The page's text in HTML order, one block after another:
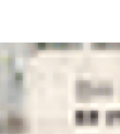
tamanho disponível.
0%
O